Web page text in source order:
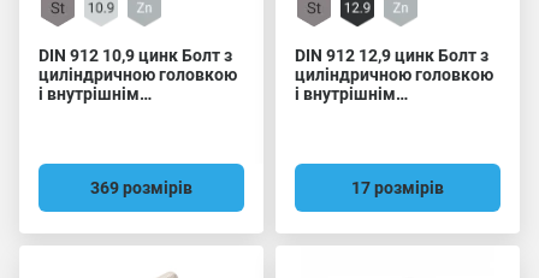
DIN 912 10,9 цинк Болт з
циліндричною головкою
і внутрішнім
369 розмірів
DIN 912 12,9 цинк Болт з
циліндричною головкою
і внутрішнім
17 розмірів